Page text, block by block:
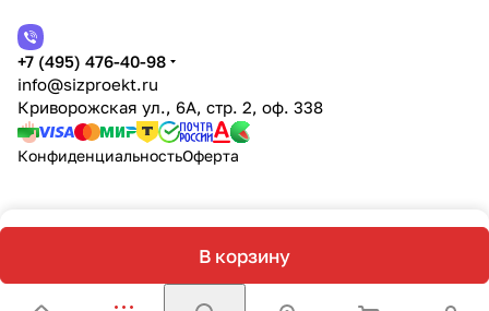
В корзину
+7 (495) 476-40-98
info@sizproekt.ru
Криворожская ул., 6А, стр. 2, оф. 338
КонфиденциальностьОферта